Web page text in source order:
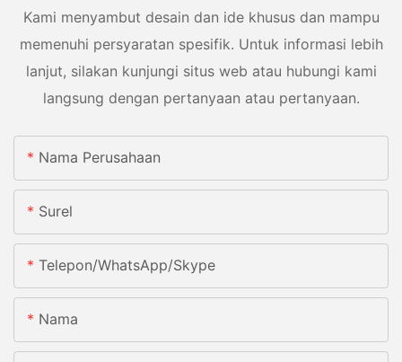
Kami menyambut desain dan ide khusus dan mampu
memenuhi persyaratan spesifik. Untuk informasi lebih
lanjut, silakan kunjungi situs web atau hubungi kami
langsung dengan pertanyaan atau pertanyaan.
Nama Perusahaan
Surel
Telepon/WhatsApp/Skype
Nama